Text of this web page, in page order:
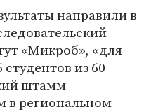
направили в
«Микроб», «для
из 60
штамм
в региональном